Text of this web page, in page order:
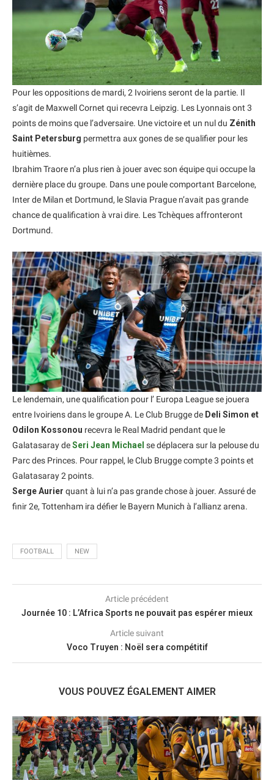
Pour les oppositions de mardi, 2 Ivoiriens seront de la partie. Il
s’agit de Maxwell Cornet qui recevra Leipzig. Les Lyonnais ont 3
points de moins que l’adversaire. Une victoire et un nul du Zénith
Saint Petersburg permettra aux gones de se qualifier pour les
huitièmes.
Ibrahim Traore n’a plus rien à jouer avec son équipe qui occupe la
dernière place du groupe. Dans une poule comportant Barcelone,
Inter de Milan et Dortmund, le Slavia Prague n’avait pas grande
chance de qualification à vrai dire. Les Tchèques affronteront
Dortmund.
Le lendemain, une qualification pour l’ Europa League se jouera
entre Ivoiriens dans le groupe A. Le Club Brugge de Deli Simon et
Odilon Kossonou recevra le Real Madrid pendant que le
Galatasaray deSeri Jean Michael se déplacera sur la pelouse du
Parc des Princes. Pour rappel, le Club Brugge compte 3 points et
Galatasaray 2 points.
Serge Aurier quant à lui n’a pas grande chose à jouer. Assuré de
finir 2e, Tottenham ira défier le Bayern Munich à l’allianz arena.
FOOTBALL NEW
Article précédent
Journée 10 : L’Africa Sports ne pouvait pas espérer mieux
Article suivant
Voco Truyen : Noël sera compétitif
VOUS POUVEZ ÉGALEMENT AIMER